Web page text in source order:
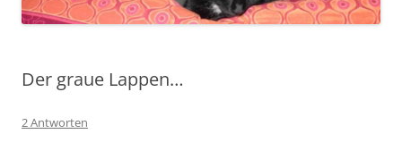
Der graue Lappen…
2 Antworten